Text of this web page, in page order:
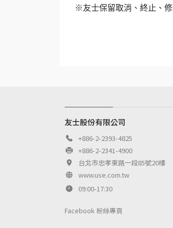
※友士保留取消、終止、
友士股份有限公司
+886-2-2393-4825
+886-2-2341-4900
台北市忠孝東路一段85號20樓
www.use.com.tw
09:00-17:30
Facebook 粉絲專頁